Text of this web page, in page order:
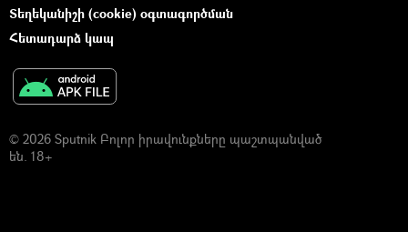
Տեղեկանիշի (cookie) օգտագործման
Հետադարձ կապ
© 2026 Sputnik Բոլոր իրավունքները պաշտպանված
են. 18+